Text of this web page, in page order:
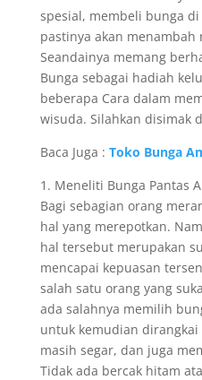
spesial, membeli bunga di
pastinya akan menambah
Seandainya memang
Bunga sebagai hadiah
beberapa Cara dalam
wisuda. Silahkan disimak
Baca Juga : Toko Bunga
1. Meneliti Bunga Pantas
Bagi sebagian orang
hal yang merepotkan.
hal tersebut merupakan
mencapai kepuasan
salah satu orang yang
ada salahnya memilih
untuk kemudian
masih segar, dan juga
Tidak ada bercak hitam